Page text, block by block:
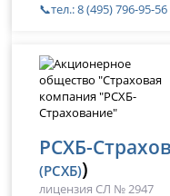
📞тел.: 8 (495) 796-95-56
РСХБ-
(РСХБ))
лицензия СЛ № 2947